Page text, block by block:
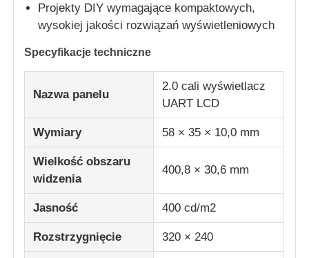
Przypadki
Wyświetlacz LCD TFT
Wyświetlacz LCD IPS
Ekran dotykowy TFT LCD
monitor LCD przenośny
moduł wyświetlacza oled
Projekty DIY wymagające kompaktowych,
wysokiej jakości rozwiązań wyświetleniowych
Specyfikacje techniczne
Nazwa panelu
2.0 cali wyświetlacz
UART LCD
Wymiary 58 × 35 × 10,0 mm
Wielkość obszaru
widzenia
400,8 × 30,6 mm
Jasność 400 cd/m2
Rozstrzygnięcie 320 × 240